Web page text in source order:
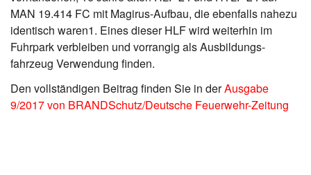
MAN 19.414 FC mit Magirus-Aufbau, die ebenfalls nahezu
identisch waren1. Eines dieser HLF wird weiterhin im
Fuhrpark verbleiben und vorrangig als Ausbildungs-
fahrzeug Verwendung finden.
Den vollständigen Beitrag finden Sie in derAusgabe
9/2017 von BRANDSchutz/Deutsche Feuerwehr-Zeitung